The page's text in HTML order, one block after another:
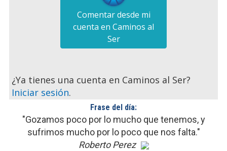
Comentar desde mi
cuenta en Caminos al
Ser
¿Ya tienes una cuenta en Caminos al Ser?
Iniciar sesión.
Frase del día:
"Gozamos poco por lo mucho que tenemos, y
sufrimos mucho por lo poco que nos falta."
Roberto Perez